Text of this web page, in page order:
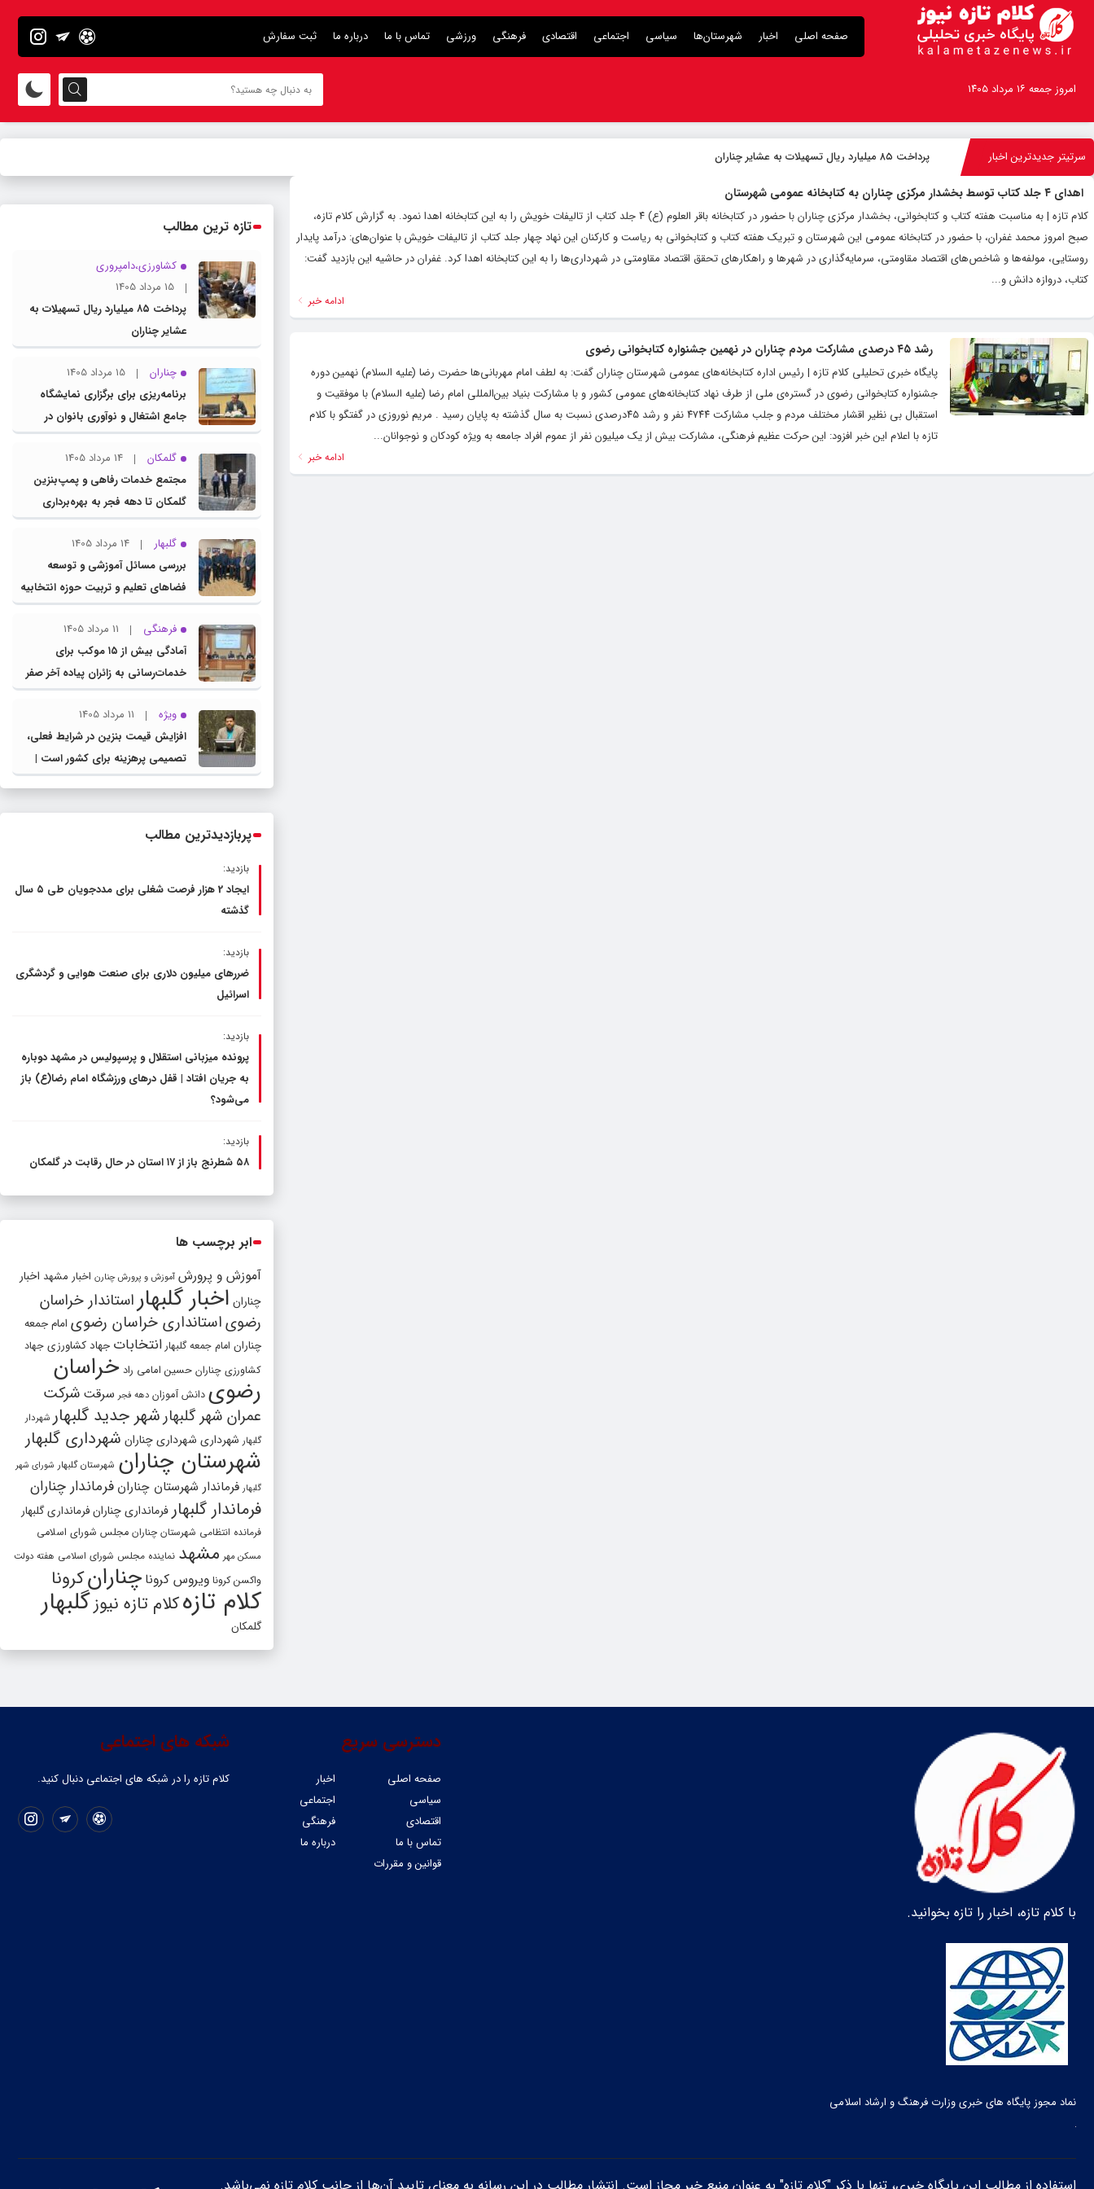
صفحه اصلی اخبار شهرستان‌ها سیاسی اجتماعی اقتصادی فرهنگی ورزشی تماس با ما درباره ما ثبت سفارش
امروز جمعه ۱۶ مرداد ۱۴۰۵
سرتیتر جدیدترین اخبار پرداخت ۸۵ میلیارد ریال تسهیلات به عشایر چناران
اهدای ۴ جلد کتاب توسط بخشدار مرکزی چناران به کتابخانه عمومی شهرستان
کلام تازه | به مناسبت هفته کتاب و کتابخوانی، بخشدار مرکزی چناران با حضور در کتابخانه باقر العلوم (ع) ۴ جلد کتاب از تالیفات خویش را به این کتابخانه اهدا نمود. به گزارش کلام تازه،
صبح امروز محمد غفران، با حضور در کتابخانه عمومی این شهرستان و تبریک هفته کتاب و کتابخوانی به ریاست و کارکنان این نهاد چهار جلد کتاب از تالیفات خویش با عنوان‌های: درآمد پایدار
روستایی، مولفه‌ها و شاخص‌های اقتصاد مقاومتی، سرمایه‌گذاری در شهرها و راهکارهای تحقق اقتصاد مقاومتی در شهرداری‌ها را به این کتابخانه اهدا کرد. غفران در حاشیه این بازدید گفت:
کتاب، دروازه دانش و...
ادامه خبر
رشد ۴۵ درصدی مشارکت مردم چناران در نهمین جشنواره کتابخوانی رضوی
پایگاه خبری تحلیلی کلام تازه | رئیس اداره کتابخانه‌های عمومی شهرستان چناران گفت: به لطف امام مهربانی‌ها حضرت رضا (علیه السلام) نهمین دوره
جشنواره کتابخوانی رضوی در گستره‌ی ملی از طرف نهاد کتابخانه‌های عمومی کشور و با مشارکت بنیاد بین‌المللی امام رضا (علیه السلام) با موفقیت و
استقبال بی نظیر اقشار مختلف مردم و جلب مشارکت ۴۷۴۴ نفر و رشد ۴۵درصدی نسبت به سال گذشته به پایان رسید . مریم نوروزی در گفتگو با کلام
تازه با اعلام این خبر افزود: این حرکت عظیم فرهنگی، مشارکت بیش از یک میلیون نفر از عموم افراد جامعه به ویژه کودکان و نوجوانان...
ادامه خبر
تازه ترین مطالب
کشاورزی،دامپروری
15 مرداد 1405
پرداخت ۸۵ میلیارد ریال تسهیلات به
عشایر چناران
چناران
15 مرداد 1405
برنامه‌ریزی برای برگزاری نمایشگاه
جامع اشتغال و نوآوری بانوان در
چناران
گلمکان
14 مرداد 1405
مجتمع خدمات رفاهی و پمپ‌بنزین
گلمکان تا دهه فجر به بهره‌برداری
می‌رسد
گلبهار
14 مرداد 1405
بررسی مسائل آموزشی و توسعه
فضاهای تعلیم و تربیت حوزه انتخابیه
در نشست مشترک عضو کمیسیون
آموزش مجلس با مدیرکل آموزش و
پرورش خراسان رضوی
فرهنگی
11 مرداد 1405
آمادگی بیش از ۱۵ موکب برای
خدمات‌رسانی به زائران پیاده آخر صفر
در شهرستان چناران
ویژه
11 مرداد 1405
افزایش قیمت بنزین در شرایط فعلی،
تصمیمی پرهزینه برای کشور است |
دولت، قاچاق سوخت و عوامل اصلی
پربازدیدترین مطالب
بازدید:
ایجاد 2 هزار فرصت شغلی برای مددجویان طی ۵ سال
گذشته
بازدید:
ضررهای میلیون دلاری برای صنعت هوایی و گردشگری
اسرائیل
بازدید:
پرونده میزبانی استقلال و پرسپولیس در مشهد دوباره
به جریان افتاد | قفل در‌های ورزشگاه امام رضا(ع) باز
می‌شود؟
بازدید:
۵۸ شطرنج‌ باز از ۱۷ استان در حال رقابت در گلمکان
ابر برچسب ها
آموزش و پرورش آموزش و پرورش چنارن اخبار مشهد اخبار
چناران اخبار گلبهار استاندار خراسان
رضویاستانداری خراسان رضوی امام جمعه
چناران امام جمعه گلبهار انتخابات جهاد کشاورزی جهاد
کشاورزی چناران حسین امامی راد خراسان
رضوی دانش آموزان دهه فجر سرقت شرکت
عمران شهر گلبهارشهر جدید گلبهار شهردار
گلبهار شهرداری شهرداری چناران شهرداری گلبهار
شهرستان چناران شهرستان گلبهار شورای شهر
گلبهار فرماندار شهرستان چناران فرماندار چناران
فرماندار گلبهار فرمانداری چنارانفرمانداری گلبهار
فرمانده انتظامی شهرستان چناران مجلس شورای اسلامی
مسکن مهر مشهد نماینده مجلس شورای اسلامی هفته دولت
واکسن کرونا ویروس کرونا چنارانکرونا
کلام تازهکلام تازه نیوزگلبهار
گلمکان
با کلام تازه، اخبار را تازه بخوانید.
نماد مجوز پایگاه های خبری وزارت فرهنگ و ارشاد اسلامی
شبکه های اجتماعی
کلام تازه را در شبکه ‌های اجتماعی دنبال کنید.
دسترسی سریع
صفحه اصلی
اخبار
سیاسی
اجتماعی
اقتصادی
فرهنگی
تماس با ما
درباره ما
قوانین و مقررات